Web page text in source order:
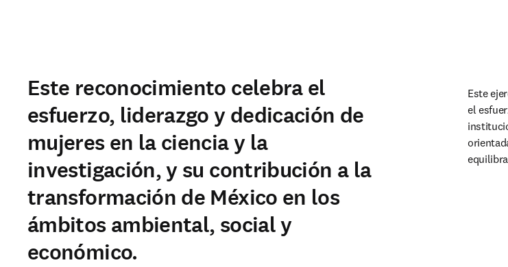
Este reconocimiento celebra el
esfuerzo, liderazgo y dedicación de
mujeres en la ciencia y la
investigación, y su contribución a la
transformación de México en los
ámbitos ambiental, social y
económico.
Este
el